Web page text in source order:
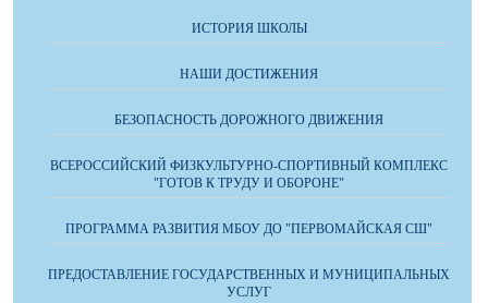
ИСТОРИЯ ШКОЛЫ
НАШИ ДОСТИЖЕНИЯ
БЕЗОПАСНОСТЬ ДОРОЖНОГО ДВИЖЕНИЯ
ВСЕРОССИЙСКИЙ ФИЗКУЛЬТУРНО-СПОРТИВНЫЙ КОМПЛЕКС
"ГОТОВ К ТРУДУ И ОБОРОНЕ"
ПРОГРАММА РАЗВИТИЯ МБОУ ДО "ПЕРВОМАЙСКАЯ СШ"
ПРЕДОСТАВЛЕНИЕ ГОСУДАРСТВЕННЫХ И МУНИЦИПАЛЬНЫХ
УСЛУГ